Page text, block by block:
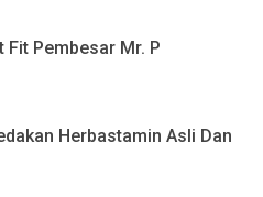
Fit Pembesar Mr. P
Herbastamin Asli Dan